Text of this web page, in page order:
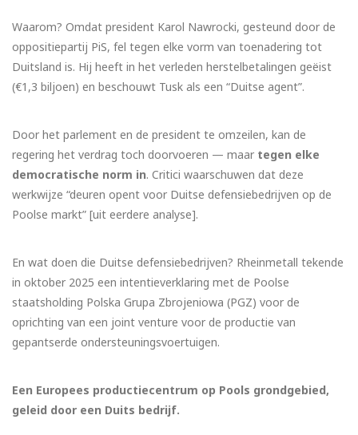
Waarom? Omdat president Karol Nawrocki, gesteund door de
oppositiepartij PiS, fel tegen elke vorm van toenadering tot
Duitsland is. Hij heeft in het verleden herstelbetalingen geëist
(€1,3 biljoen) en beschouwt Tusk als een “Duitse agent”.
Door het parlement en de president te omzeilen, kan de
regering het verdrag toch doorvoeren — maar tegen elke
democratische norm in. Critici waarschuwen dat deze
werkwijze “deuren opent voor Duitse defensiebedrijven op de
Poolse markt” [uit eerdere analyse].
En wat doen die Duitse defensiebedrijven? Rheinmetall tekende
in oktober 2025 een intentieverklaring met de Poolse
staatsholding Polska Grupa Zbrojeniowa (PGZ) voor de
oprichting van een joint venture voor de productie van
gepantserde ondersteuningsvoertuigen.
Een Europees productiecentrum op Pools grondgebied,
geleid door een Duits bedrijf.